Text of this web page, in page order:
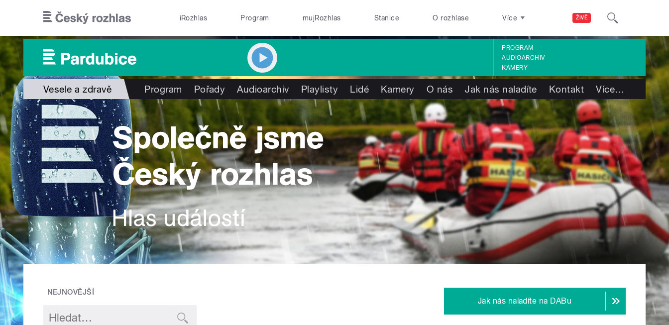
ŽIVĚ
iRozhlas Program mujRozhlas Stanice O rozhlase Více
PROGRAM
AUDIOARCHIV
KAMERY
Vesele a zdravě Program Pořady Audioarchiv Playlisty Lidé Kamery O nás Jak nás naladíte Kontakt Více…
NEJNOVĚJŠÍ
Jak nás naladíte na DABu